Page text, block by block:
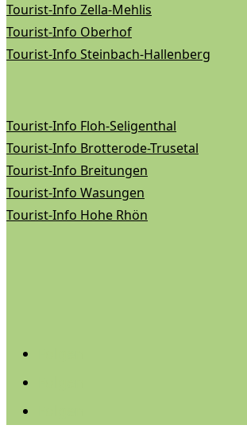
Tourist-Info Zella-Mehlis
Tourist-Info Oberhof
Tourist-Info Steinbach-Hallenberg
Tourist-Info Floh-Seligenthal
Tourist-Info Brotterode-Trusetal
Tourist-Info Breitungen
Tourist-Info Wasungen
Tourist-Info Hohe Rhön